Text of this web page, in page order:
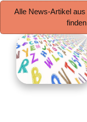
Alle News-Artikel